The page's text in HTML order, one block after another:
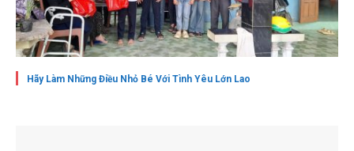
Hãy Làm Những Điều Nhỏ Bé Với Tình Yêu Lớn Lao